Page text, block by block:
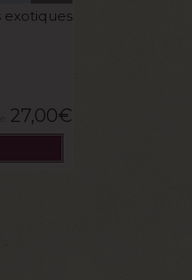
exotiques
27,00€